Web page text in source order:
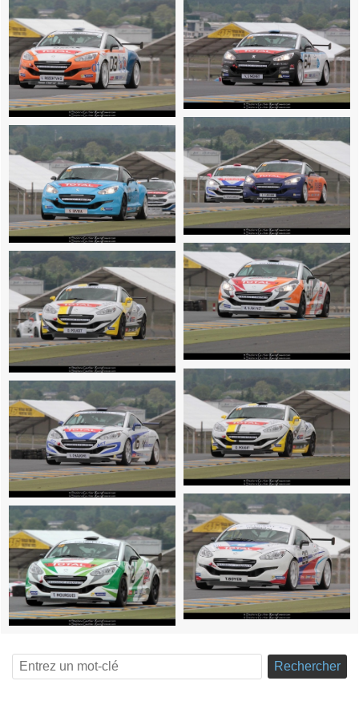
Rechercher